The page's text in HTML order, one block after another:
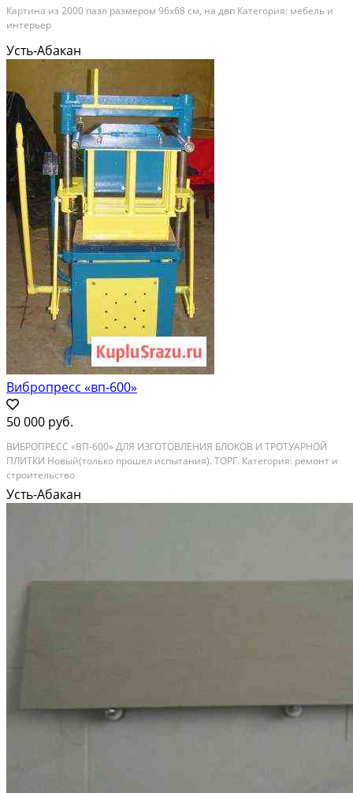
Картина из 2000 пазл размером 96х68 см, на двп Категория: мебель и
интерьер
Усть-Абакан
Вибропресс «вп-600»
50 000 руб.
ВИБРОПРЕСС «ВП-600» ДЛЯ ИЗГОТОВЛЕНИЯ БЛОКОВ И ТРОТУАРНОЙ
ПЛИТКИ Новый(только прошел испытания). ТОРГ. Категория: ремонт и
строительство
Усть-Абакан